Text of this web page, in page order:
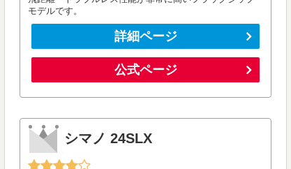
モデルです。
詳細ページ
公式ページ
シマノ 24SLX